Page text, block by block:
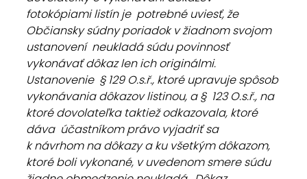
fotokópiami listín je  potrebné uviesť, že
Občiansky súdny poriadok v žiadnom svojom
ustanovení  neukladá súdu povinnosť
vykonávať dôkaz len ich originálmi.
Ustanovenie  § 129 O.s.ř., ktoré upravuje spôsob
vykonávania dôkazov listinou, a §  123 O.s.ř., na
ktoré dovolateľka taktiež odkazovala, ktoré
dáva  účastníkom právo vyjadriť sa
k návrhom na dôkazy a ku všetkým dôkazom,
ktoré boli vykonané, v uvedenom smere súdu